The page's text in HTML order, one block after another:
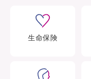
生命保険